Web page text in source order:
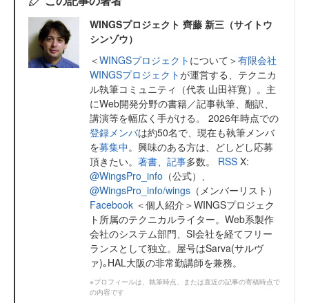
WINGSプロジェクト 齊藤 新三（サイトウ
シンゾウ）
＜WINGSプロジェクト について＞有限会社
WINGSプロジェクトが運営する、テクニカ
ル執筆コミュニティ（代表 山田祥寛）。主
にWeb開発分野の書籍／記事執筆、翻訳、
講演等を幅広く手がける。 2026年時点での
登録メンバは約50名で、現在も執筆メンバ
を募集中。興味のある方は、どしどし応募
頂きたい。 著書 記事多数。 RSS X:
@WingsPro_info （公式）、
@WingsPro_info/wings （メンバーリスト）
Facebook ＜個人紹介＞WINGSプロジェク
ト所属のテクニカルライター。Web系製作
会社のシステム部門、SI会社を経てフリー
ランスとして独立。屋号はSarva(サルヴ
ァ)｡HAL大阪の非常勤講師を兼務。
※プロフィールは、執筆時点、または直近の記事の寄稿時点で
の内容です